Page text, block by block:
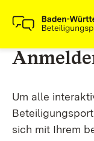
Um alle
sich mit Ihrem